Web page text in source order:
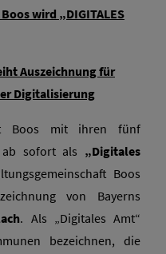
wird „DIGITALES
Auszeichnung für
Digitalisierung
Boos mit ihren fünf
sofort als „Digitales
Boos
von Bayerns
. Als „Digitales Amt“
bezeichnen, die